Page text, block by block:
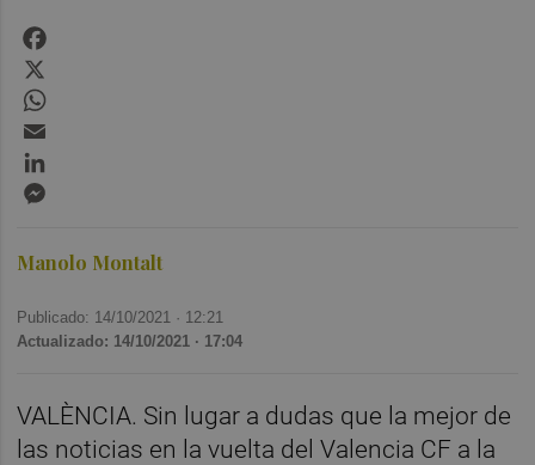
Manolo Montalt
Publicado: 14/10/2021 · 12:21
Actualizado: 14/10/2021 · 17:04
VALÈNCIA. Sin lugar a dudas que la mejor de
las noticias en la vuelta del Valencia CF a la